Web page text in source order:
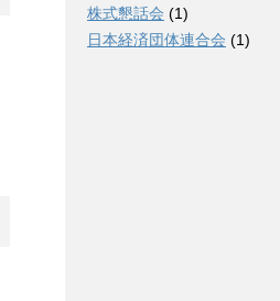
株式懇話会 (1)
日本経済団体連合会 (1)